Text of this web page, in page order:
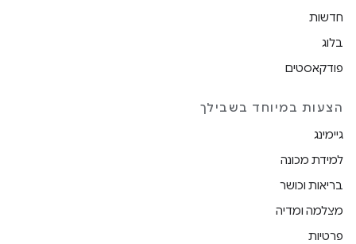
חדשות
בלוג
פודקאסטים
הצעות במיוחד בשבילך
גיימינג
למידת מכונה
בריאות וכושר
מצלמה ומדיה
פרטיות